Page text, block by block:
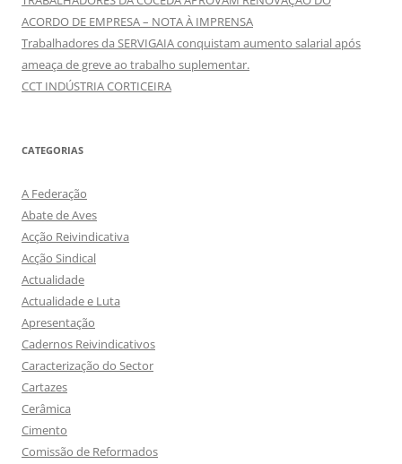
ACORDO DE EMPRESA – NOTA À IMPRENSA
Trabalhadores da SERVIGAIA conquistam aumento salarial após
ameaça de greve ao trabalho suplementar.
CCT INDÚSTRIA CORTICEIRA
CATEGORIAS
A Federação
Abate de Aves
Acção Reivindicativa
Acção Sindical
Actualidade
Actualidade e Luta
Apresentação
Cadernos Reivindicativos
Caracterização do Sector
Cartazes
Cerâmica
Cimento
Comissão de Reformados